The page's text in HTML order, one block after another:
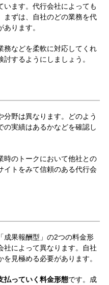
います。代行会社によっても
まずは、自社のどの業務を代
ります。
務などを柔軟に対応してくれ
するようにしましょう。
野は異なります。どのよう
の実績はあるかなどを確認し
時のトークにおいて他社との
イトをみて信頼のある代行会
成果報酬型」の2つの料金形
社によって異なります。自社
見極める必要があります。
払っていく料金形態です。成